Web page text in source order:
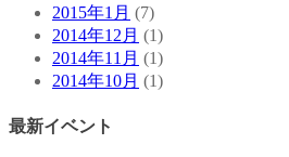
2015年1月 (7)
2014年12月 (1)
2014年11月 (1)
2014年10月 (1)
最新イベント